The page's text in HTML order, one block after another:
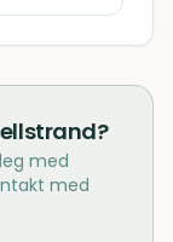
?
med
med